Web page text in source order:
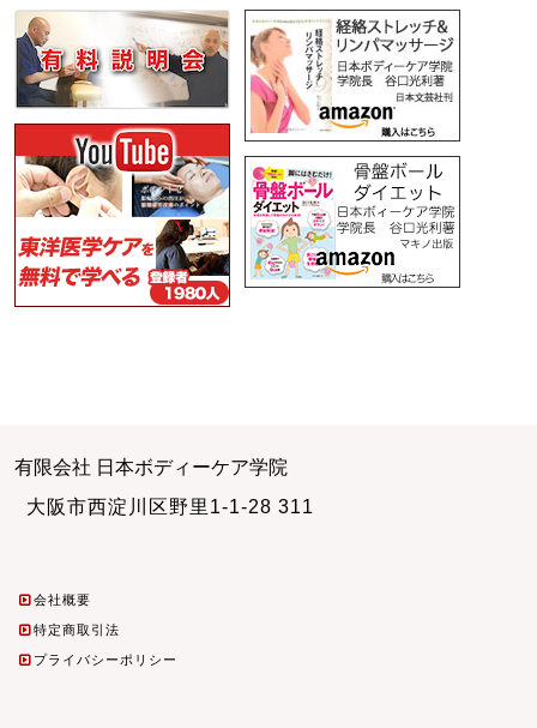
有限会社 日本ボディーケア学院
大阪市西淀川区野里1-1-28 311
会社概要
特定商取引法
プライバシーポリシー